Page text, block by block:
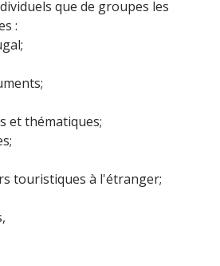
que de groupes les
:
et thématiques;
touristiques à l'étranger;